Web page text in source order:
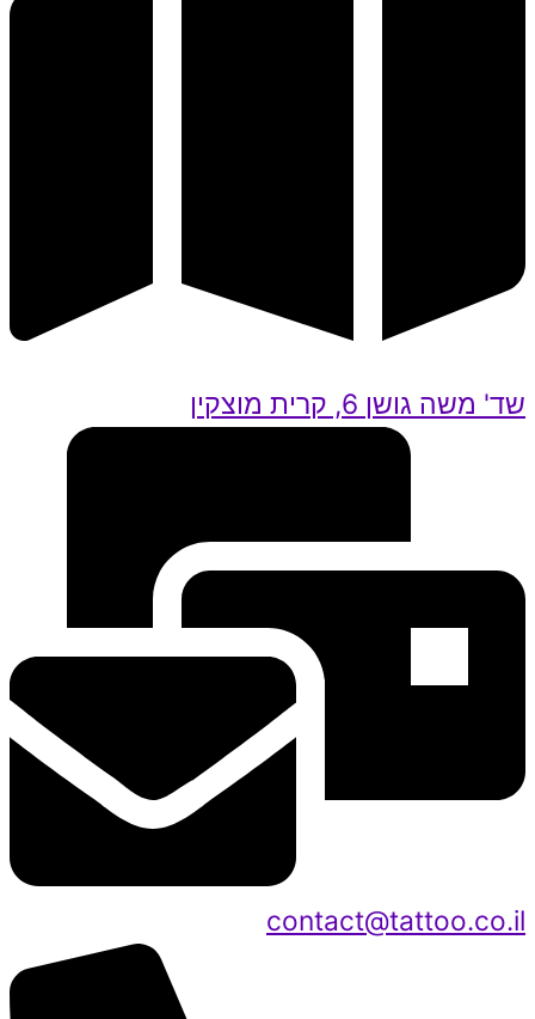
שד' משה גושן 6, קרית מוצקין
contact@tattoo.co.il